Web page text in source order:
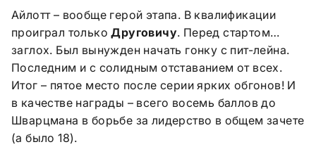
Айлотт – вообще герой этапа. В квалификации
проиграл толькоДруговичу. Перед стартом…
заглох. Был вынужден начать гонку с пит-лейна.
Последним и с солидным отставанием от всех.
Итог – пятое место после серии ярких обгонов! И
в качестве награды – всего восемь баллов до
Шварцмана в борьбе за лидерство в общем зачете
(а было 18).